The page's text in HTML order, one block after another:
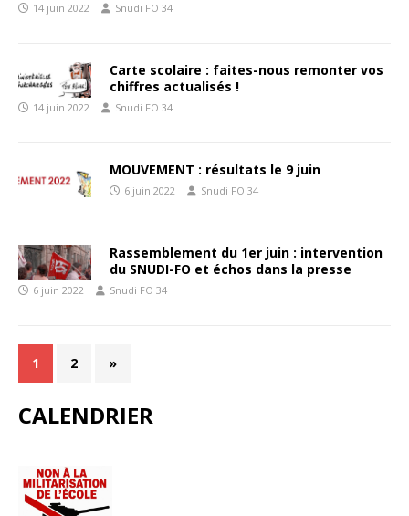
14 juin 2022 Snudi FO 34
Carte scolaire : faites-nous remonter vos
chiffres actualisés !
14 juin 2022 Snudi FO 34
MOUVEMENT : résultats le 9 juin
6 juin 2022 Snudi FO 34
Rassemblement du 1er juin : intervention
du SNUDI-FO et échos dans la presse
6 juin 2022 Snudi FO 34
1 2 »
CALENDRIER